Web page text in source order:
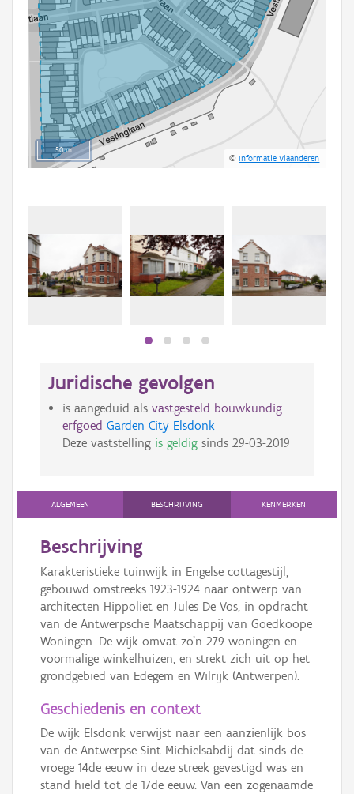
50 m
©Informatie Vlaanderen
Juridische gevolgen
is aangeduid als vastgesteld bouwkundig
erfgoed Garden City Elsdonk
Deze vaststelling is geldigsinds 29-03-2019
ALGEMEEN BESCHRIJVING KENMERKEN
Beschrijving
Karakteristieke tuinwijk in Engelse cottagestijl,
gebouwd omstreeks 1923-1924 naar ontwerp van
architecten Hippoliet en Jules De Vos, in opdracht
van de Antwerpsche Maatschappij van Goedkoope
Woningen. De wijk omvat zo’n 279 woningen en
voormalige winkelhuizen, en strekt zich uit op het
grondgebied van Edegem en Wilrijk (Antwerpen).
Geschiedenis en context
De wijk Elsdonk verwijst naar een aanzienlijk bos
van de Antwerpse Sint-Michielsabdij dat sinds de
vroege 14de eeuw in deze streek gevestigd was en
stand hield tot de 17de eeuw. Van een zogenaamde